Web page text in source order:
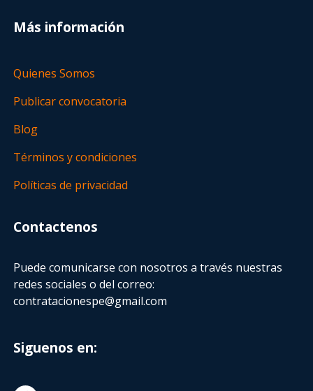
Más información
Quienes Somos
Publicar convocatoria
Blog
Términos y condiciones
Políticas de privacidad
Contactenos
Puede comunicarse con nosotros a través nuestras
redes sociales o del correo:
contratacionespe@gmail.com
Siguenos en: